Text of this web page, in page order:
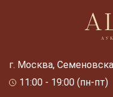
г. Москва,
11:00 - 19:00 (пн-пт)